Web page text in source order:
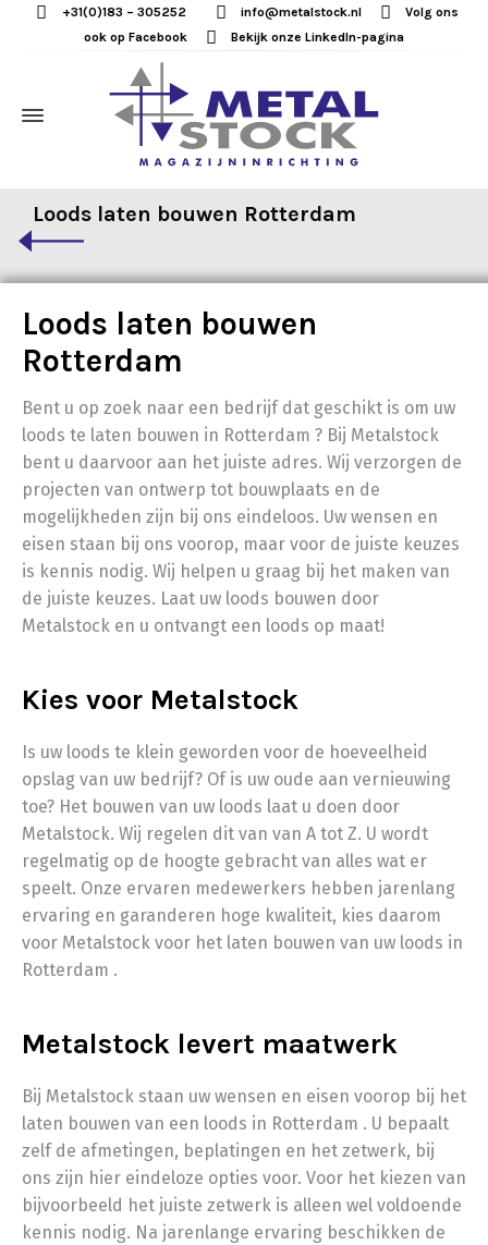
+31(0)183 – 305252 info@metalstock.nl
Volg ons
ook op Facebook
Bekijk onze LinkedIn-pagina
Loods laten bouwen Rotterdam
Loods laten bouwen
Rotterdam
Bent u op zoek naar een bedrijf dat geschikt is om uw
loods te laten bouwen in Rotterdam ? Bij Metalstock
bent u daarvoor aan het juiste adres. Wij verzorgen de
projecten van ontwerp tot bouwplaats en de
mogelijkheden zijn bij ons eindeloos. Uw wensen en
eisen staan bij ons voorop, maar voor de juiste keuzes
is kennis nodig. Wij helpen u graag bij het maken van
de juiste keuzes. Laat uw loods bouwen door
Metalstock en u ontvangt een loods op maat!
Kies voor Metalstock
Is uw loods te klein geworden voor de hoeveelheid
opslag van uw bedrijf? Of is uw oude aan vernieuwing
toe? Het bouwen van uw loods laat u doen door
Metalstock. Wij regelen dit van van A tot Z. U wordt
regelmatig op de hoogte gebracht van alles wat er
speelt. Onze ervaren medewerkers hebben jarenlang
ervaring en garanderen hoge kwaliteit, kies daarom
voor Metalstock voor het laten bouwen van uw loods in
Rotterdam .
Metalstock levert maatwerk
Bij Metalstock staan uw wensen en eisen voorop bij het
laten bouwen van een loods in Rotterdam . U bepaalt
zelf de afmetingen, beplatingen en het zetwerk, bij
ons zijn hier eindeloze opties voor. Voor het kiezen van
bijvoorbeeld het juiste zetwerk is alleen wel voldoende
kennis nodig. Na jarenlange ervaring beschikken de